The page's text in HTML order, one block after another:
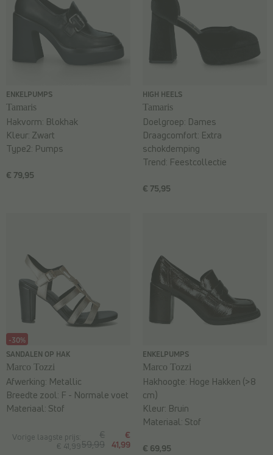
ENKELPUMPS
Tamaris
€ 79,95
Hakvorm: Blokhak
Kleur: Zwart
Type2: Pumps
HIGH HEELS
Tamaris
€ 75,95
Doelgroep: Dames
Draagcomfort: Extra
schokdemping
Trend: Feestcollectie
-30%
SANDALEN OP HAK
Marco Tozzi
Vorige laagste prijs:
€ 41,99
€
59,99
€
41,99
Afwerking: Metallic
Breedte zool: F - Normale voet
Materiaal: Stof
ENKELPUMPS
Marco Tozzi
€ 69,95
Hakhoogte: Hoge Hakken (>8
cm)
Kleur: Bruin
Materiaal: Stof